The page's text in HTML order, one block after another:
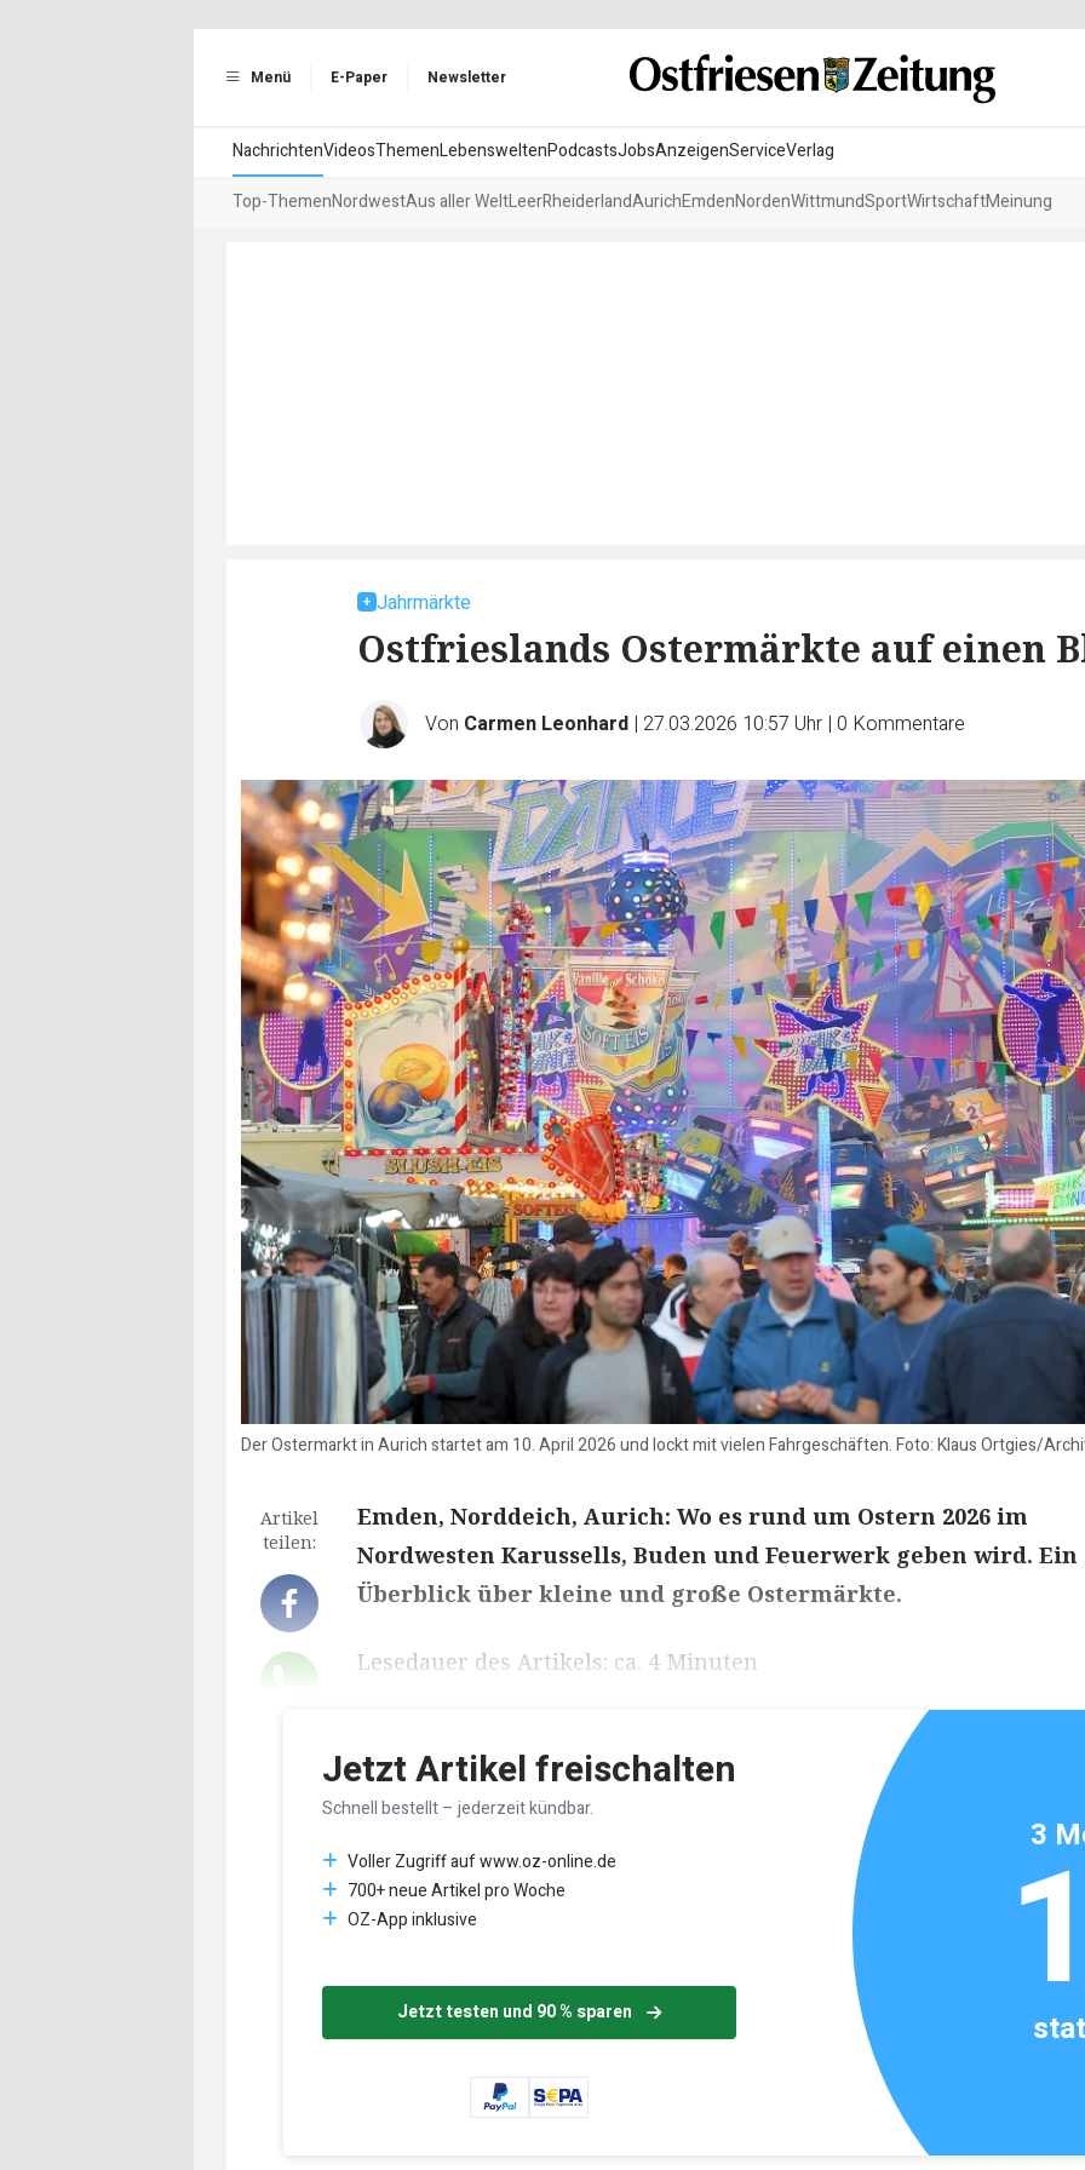
Menü E-Paper Newsletter
NachrichtenVideosThemenLebensweltenPodcastsJobsAnzeigenServiceVerlag
Top-ThemenNordwestAus aller WeltLeerRheiderlandAurichEmdenNordenWittmundSportWirtschaftMeinung
Jahrmärkte
Ostfrieslands Ostermärkte auf einen
Von Carmen Leonhard | 27.03.2026 10:57 Uhr | 0 Kommentare
Der Ostermarkt in Aurich startet am 10. April 2026 und lockt mit vielen Fahrgeschäften. Foto: Klaus Ortgies/
Artikel
teilen:
Emden, Norddeich, Aurich: Wo es rund um Ostern 2026 im
Nordwesten Karussells, Buden und Feuerwerk geben wird. Ein
Überblick über kleine und große Ostermärkte.
Lesedauer des Artikels: ca. 4 Minuten
Jetzt Artikel freischalten
Schnell bestellt – jederzeit kündbar.
Voller Zugriff auf www.oz-online.de
700+ neue Artikel pro Woche
OZ-App inklusive
Jetzt testen und 90 % sparen
3